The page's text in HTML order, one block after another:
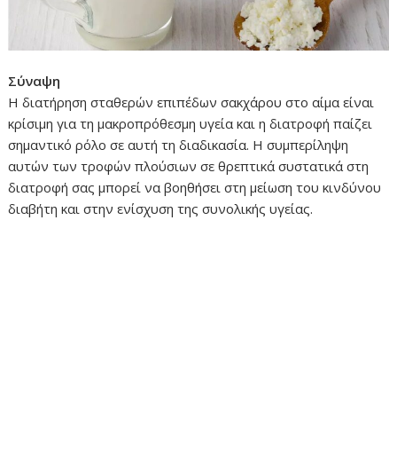
Σύναψη
Η διατήρηση σταθερών επιπέδων σακχάρου στο αίμα είναι
κρίσιμη για τη μακροπρόθεσμη υγεία και η διατροφή παίζει
σημαντικό ρόλο σε αυτή τη διαδικασία. Η συμπερίληψη
αυτών των τροφών πλούσιων σε θρεπτικά συστατικά στη
διατροφή σας μπορεί να βοηθήσει στη μείωση του κινδύνου
διαβήτη και στην ενίσχυση της συνολικής υγείας.